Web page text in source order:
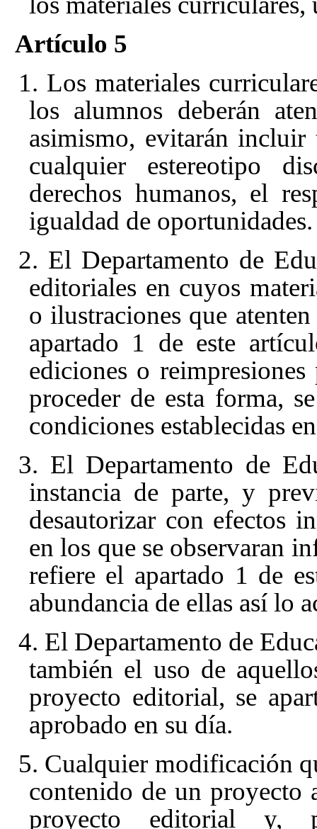
Artículo 5
1. Los materiales
los alumnos deberán
asimismo, evitarán incluir
cualquier estereotipo
derechos humanos, el
igualdad de oportunidades.
2. El Departamento de
editoriales en cuyos
o ilustraciones que
apartado 1 de este
ediciones o
proceder de esta forma,
condiciones establecidas
3. El Departamento de
instancia de parte, y
desautorizar con efectos
en los que se observaran
refiere el apartado 1 de
abundancia de ellas así lo
4. El Departamento de
también el uso de
proyecto editorial, se
aprobado en su día.
5. Cualquier modificación
contenido de un proyecto
proyecto editorial y,